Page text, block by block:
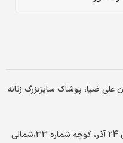
علی ضیا، پوشاک سایزبزرگ زنانه
دفتر فروش آنلاین: کرمان، خیابان 24 آذر، کوچه شماره 33،شمالی